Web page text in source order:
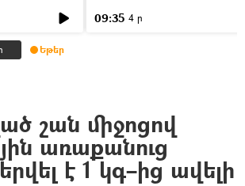
09:35 4 ր
Եթեր
շան միջոցով
առաքանուց
է 1 կգ–ից ավելի